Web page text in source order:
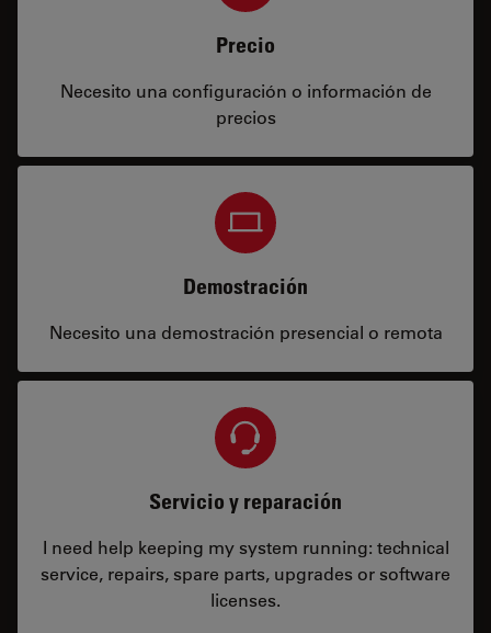
Precio
Necesito una configuración o información de
precios
Demostración
Necesito una demostración presencial o remota
Servicio y reparación
I need help keeping my system running: technical
service, repairs, spare parts, upgrades or software
licenses.